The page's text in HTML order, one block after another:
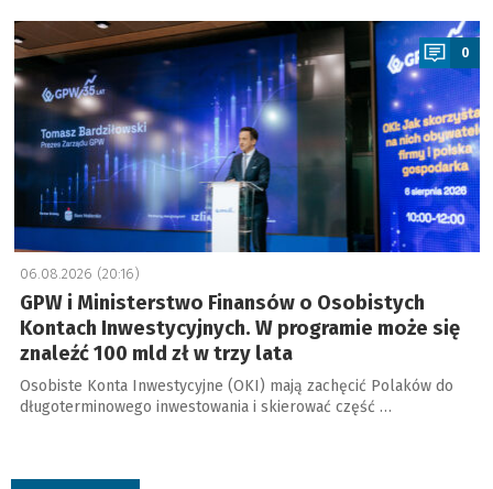
a
0
06.08.2026 (20:16)
GPW i Ministerstwo Finansów o Osobistych
Kontach Inwestycyjnych. W programie może się
znaleźć 100 mld zł w trzy lata
Osobiste Konta Inwestycyjne (OKI) mają zachęcić Polaków do
długoterminowego inwestowania i skierować część …